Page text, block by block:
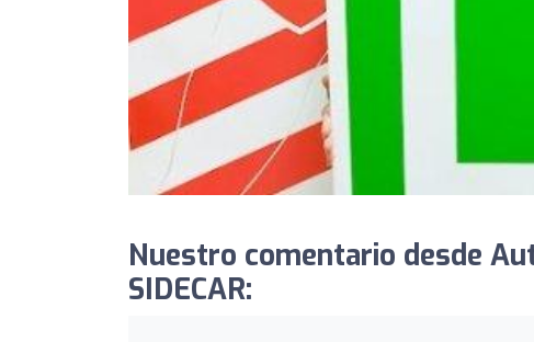
Nuestro comentario desde
SIDECAR: